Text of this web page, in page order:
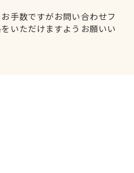
手数ですがお問い合わせフ
いただけますようお願いい